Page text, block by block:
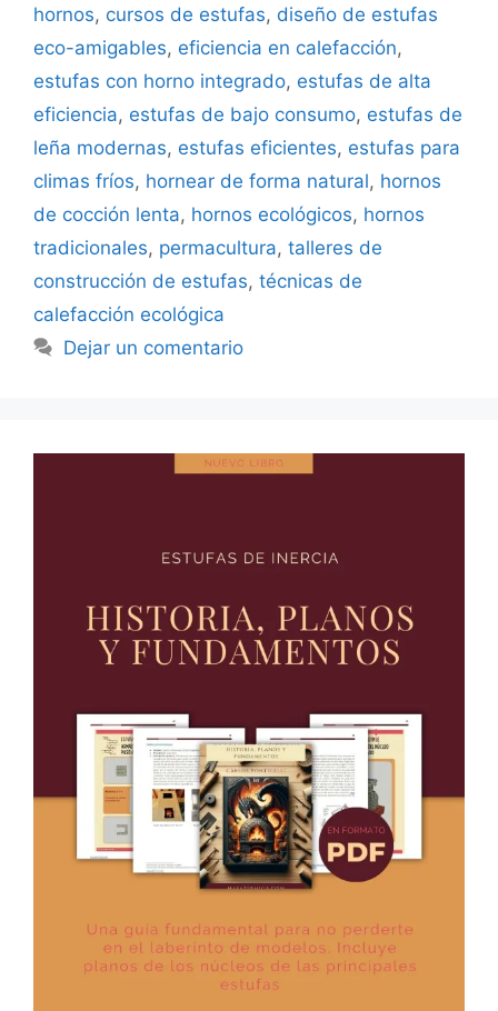
hornos, cursos de estufas, diseño de estufas
eco-amigables, eficiencia en calefacción,
estufas con horno integrado, estufas de alta
eficiencia, estufas de bajo consumo, estufas de
leña modernas, estufas eficientes, estufas para
climas fríos, hornear de forma natural, hornos
de cocción lenta, hornos ecológicos, hornos
tradicionales, permacultura, talleres de
construcción de estufas, técnicas de
calefacción ecológica
Dejar un comentario